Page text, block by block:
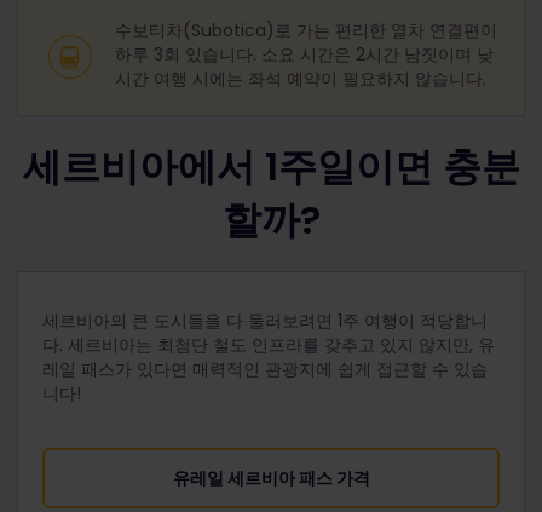
수보티차(Subotica)로 가는 편리한 열차 연결편이
하루 3회 있습니다. 소요 시간은 2시간 남짓이며 낮
시간 여행 시에는 좌석 예약이 필요하지 않습니다.
세르비아에서 1주일이면 충분
할까?
세르비아의 큰 도시들을 다 둘러보려면 1주 여행이 적당합니
다. 세르비아는 최첨단 철도 인프라를 갖추고 있지 않지만, 유
레일 패스가 있다면 매력적인 관광지에 쉽게 접근할 수 있습
니다!
유레일 세르비아 패스 가격